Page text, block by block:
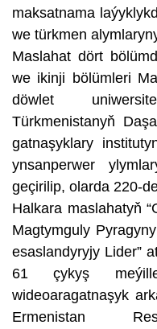
maksatnama
we türkmen
Maslahat dört
we ikinji bölümleri
döwlet
Türkmenistanyň
gatnaşyklary
ynsanperwer
geçirilip, olarda 220-
Halkara maslahatyň
Magtymguly
esaslandyryjy Lider”
61 çykyş
wideoaragatnaşyk
Ermenistan